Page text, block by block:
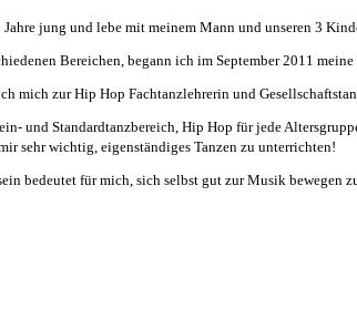
jung und lebe mit meinem Mann und unseren 3
Bereichen, begann ich im September 2011
mich zur Hip Hop Fachtanzlehrerin und
und Standardtanzbereich, Hip Hop für jede
sehr wichtig, eigenständiges Tanzen zu unterrichten!
bedeutet für mich, sich selbst gut zur Musik bewegen